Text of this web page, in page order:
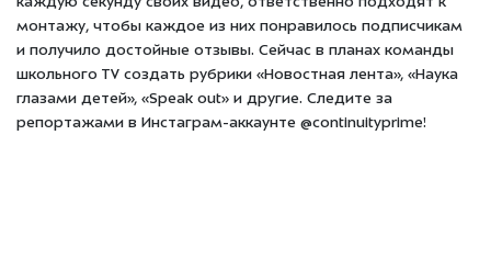
каждую секунду своих видео, ответственно подходят к
монтажу, чтобы каждое из них понравилось подписчикам
и получило достойные отзывы. Сейчас в планах команды
школьного TV создать рубрики «Новостная лента», «Наука
глазами детей», «Speak out» и другие. Следите за
репортажами в Инстаграм-аккаунте @continuityprime!